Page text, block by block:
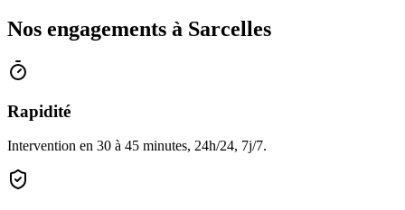
Nos engagements à Sarcelles
Rapidité
Intervention en 30 à 45 minutes, 24h/24, 7j/7.